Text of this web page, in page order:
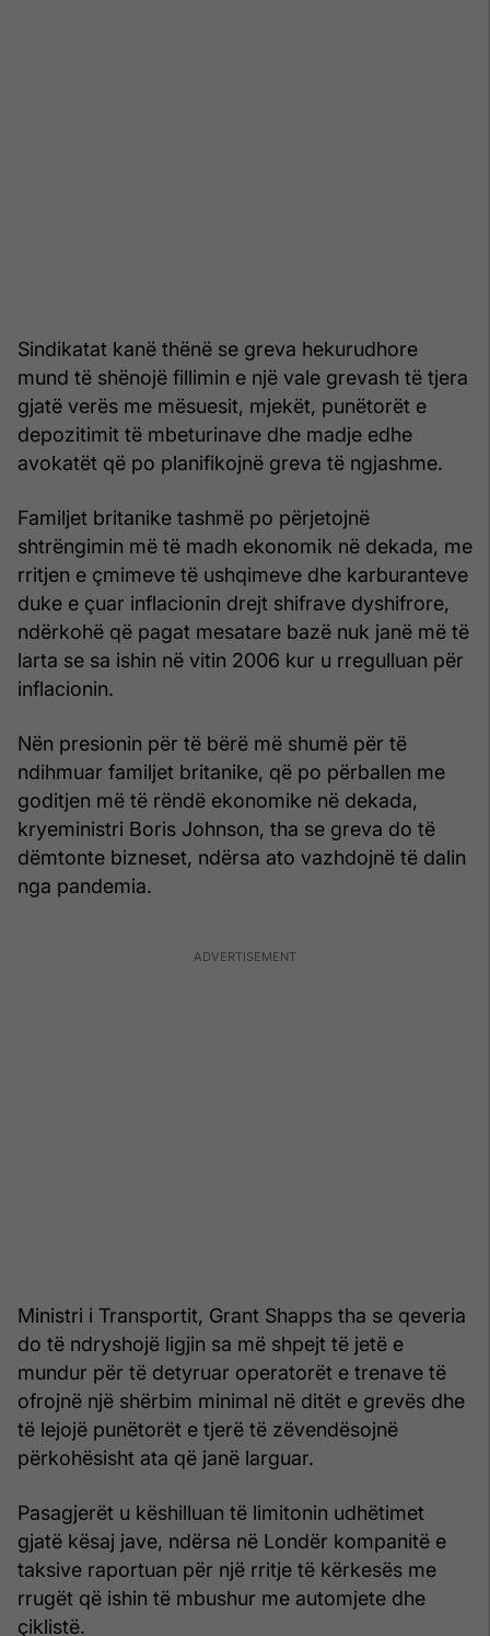
Sindikatat kanë thënë se greva hekurudhore
mund të shënojë fillimin e një vale grevash të tjera
gjatë verës me mësuesit, mjekët, punëtorët e
depozitimit të mbeturinave dhe madje edhe
avokatët që po planifikojnë greva të ngjashme.
Familjet britanike tashmë po përjetojnë
shtrëngimin më të madh ekonomik në dekada, me
rritjen e çmimeve të ushqimeve dhe karburanteve
duke e çuar inflacionin drejt shifrave dyshifrore,
ndërkohë që pagat mesatare bazë nuk janë më të
larta se sa ishin në vitin 2006 kur u rregulluan për
inflacionin.
Nën presionin për të bërë më shumë për të
ndihmuar familjet britanike, që po përballen me
goditjen më të rëndë ekonomike në dekada,
kryeministri Boris Johnson, tha se greva do të
dëmtonte bizneset, ndërsa ato vazhdojnë të dalin
nga pandemia.
Ministri i Transportit, Grant Shapps tha se qeveria
do të ndryshojë ligjin sa më shpejt të jetë e
mundur për të detyruar operatorët e trenave të
ofrojnë një shërbim minimal në ditët e grevës dhe
të lejojë punëtorët e tjerë të zëvendësojnë
përkohësisht ata që janë larguar.
Pasagjerët u këshilluan të limitonin udhëtimet
gjatë kësaj jave, ndërsa në Londër kompanitë e
taksive raportuan për një rritje të kërkesës me
rrugët që ishin të mbushur me automjete dhe
çiklistë.